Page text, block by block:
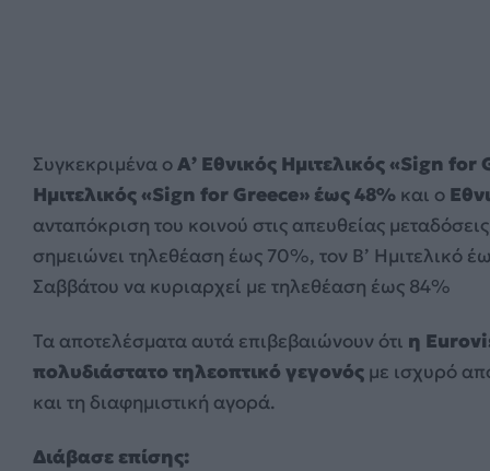
Συγκεκριμένα οΑ’ Εθνικός Ημιτελικός «Sign for
Ημιτελικός «Sign for Greece» έως 48% και ο
ανταπόκριση του κοινού στις απευθείας
σημειώνει τηλεθέαση έως 70%, τον Β’ Ημιτελικό
Σαββάτου να κυριαρχεί με τηλεθέαση έως 84%
Τα αποτελέσματα αυτά επιβεβαιώνουν ότι η
πολυδιάστατο τηλεοπτικό γεγονός με ισχυρό
και τη διαφημιστική αγορά.
Διάβασε επίσης: